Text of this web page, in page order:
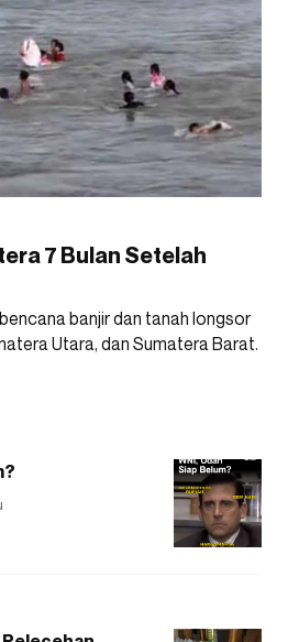
7 Bulan Setelah
banjir dan tanah longsor
Utara, dan Sumatera Barat.